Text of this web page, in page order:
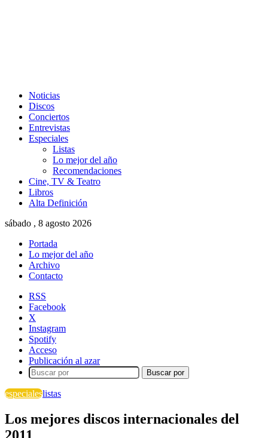
Noticias
Discos
Conciertos
Entrevistas
Especiales
Listas
Lo mejor del año
Recomendaciones
Cine, TV & Teatro
Libros
Alta Definición
sábado , 8 agosto 2026
Portada
Lo mejor del año
Archivo
Contacto
RSS
Facebook
X
Instagram
Spotify
Acceso
Publicación al azar
Buscar por
especialeslistas
Los mejores discos internacionales del